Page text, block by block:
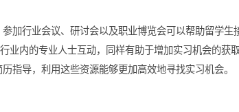
通过实际项目经验，不仅能积累技术能力，同
键的。参加行业会议、研讨会以及职业博览会可